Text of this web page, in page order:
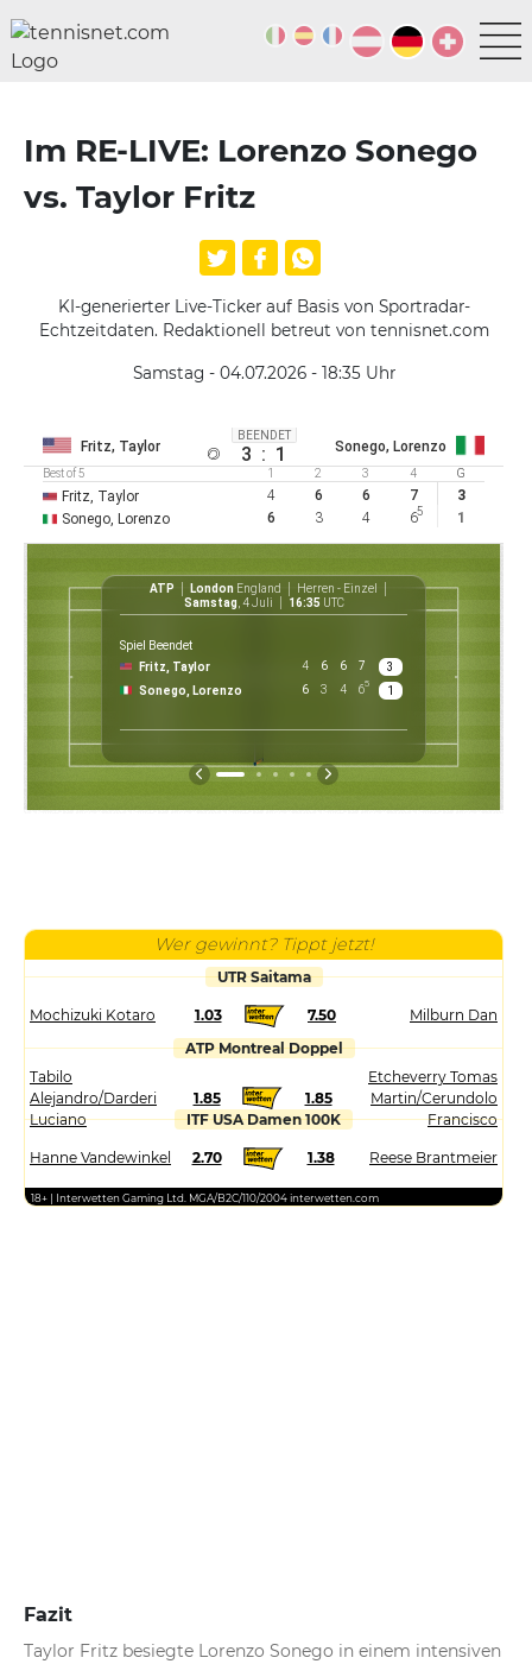
Im RE-LIVE: Lorenzo Sonego
vs. Taylor Fritz
KI-generierter Live-Ticker auf Basis von Sportradar-
Echtzeitdaten. Redaktionell betreut von tennisnet.com
Samstag - 04.07.2026 - 18:35 Uhr
Fritz, Taylor
BEENDET
3 : 1 Sonego, Lorenzo
Best of 5 1 2 3 4 G
Fritz, Taylor 4 6 6 7
3
Sonego, Lorenzo
6 3 4 65 1
ATP London England
Herren - Einzel
Samstag, 4 Juli 16:35 UTC
Spiel Beendet
Fritz, Taylor
4 6 6 7
3
Sonego, Lorenzo
6 3 4 65
1
Wer gewinnt? Tippt jetzt!
UTR Saitama
Mochizuki Kotaro 1.03 7.50
Milburn Dan
ATP Montreal Doppel
Tabilo
Alejandro/Darderi
Luciano
1.85 1.85
Etcheverry Tomas
Martin/Cerundolo
Francisco
ITF USA Damen 100K
Hanne Vandewinkel 2.70 1.38 Reese Brantmeier
18+ | Interwetten Gaming Ltd. MGA/B2C/110/2004 interwetten.com
Fazit
Taylor Fritz besiegte Lorenzo Sonego in einem intensiven